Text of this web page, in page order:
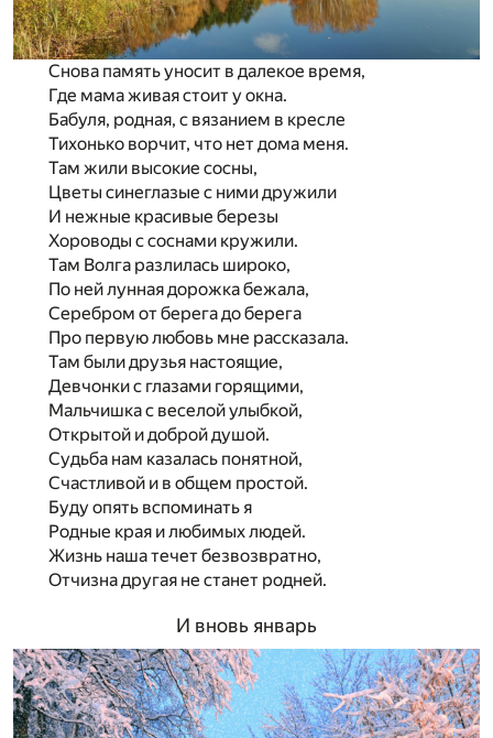
Снова память уносит в далекое время,
Где мама живая стоит у окна.
Бабуля, родная, с вязанием в кресле
Тихонько ворчит, что нет дома меня.
Там жили высокие сосны,
Цветы синеглазые с ними дружили
И нежные красивые березы
Хороводы с соснами кружили.
Там Волга разлилась широко,
По ней лунная дорожка бежала,
Серебром от берега до берега
Про первую любовь мне рассказала.
Там были друзья настоящие,
Девчонки с глазами горящими,
Мальчишка с веселой улыбкой,
Открытой и доброй душой.
Судьба нам казалась понятной,
Счастливой и в общем простой.
Буду опять вспоминать я
Родные края и любимых людей.
Жизнь наша течет безвозвратно,
Отчизна другая не станет родней.
И вновь январь